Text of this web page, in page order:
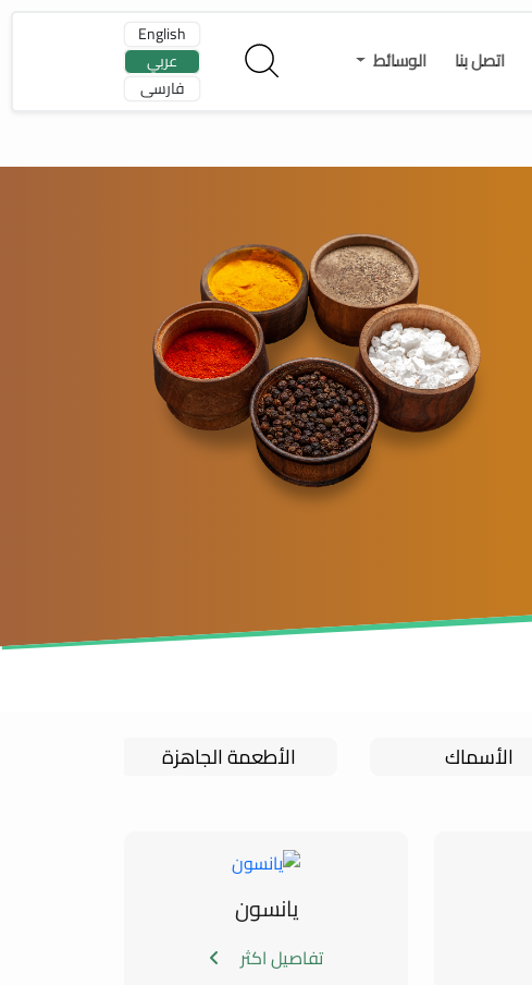
اتصل بنا الوسائط
English
عربي
فارسی
الأسماك الأطعمة الجاهزة
يانسون
تفاصيل اكثر